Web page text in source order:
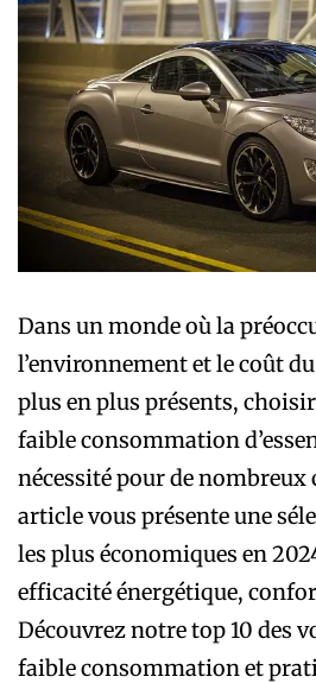
Dans un monde où la
l’environnement et le coût
plus en plus présents,
faible consommation
nécessité pour de nombreux
article vous présente une
les plus économiques en
efficacité énergétique,
Découvrez notre top 10 des
faible consommation et